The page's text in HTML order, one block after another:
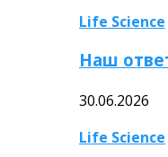
Life Science
Наш
30.06.2026
Life Science